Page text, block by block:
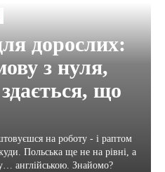
дорослих:
з нуля,
що
на роботу - і раптом
Польська ще не на рівні, а
англійською. Знайомо?